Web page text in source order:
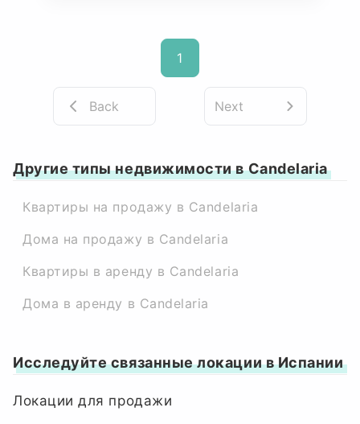
1
Back Next
Другие типы недвижимости в Candelaria
Квартиры на продажу в Candelaria
Дома на продажу в Candelaria
Квартиры в аренду в Candelaria
Дома в аренду в Candelaria
Исследуйте связанные локации в Испании
Локации для продажи